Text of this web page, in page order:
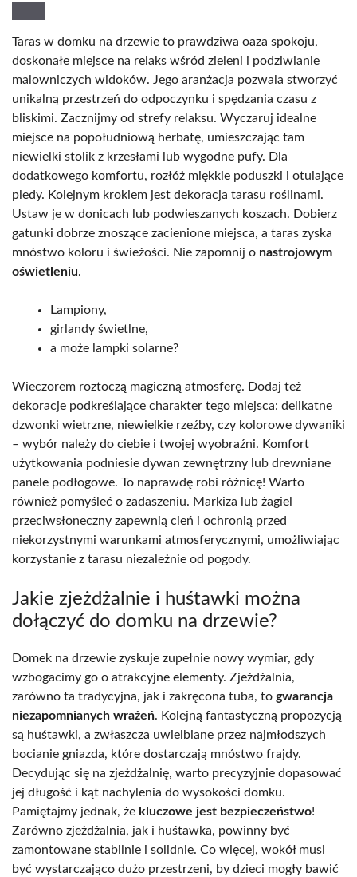
Taras w domku na drzewie to prawdziwa oaza spokoju,
doskonałe miejsce na relaks wśród zieleni i podziwianie
malowniczych widoków. Jego aranżacja pozwala stworzyć
unikalną przestrzeń do odpoczynku i spędzania czasu z
bliskimi. Zacznijmy od strefy relaksu. Wyczaruj idealne
miejsce na popołudniową herbatę, umieszczając tam
niewielki stolik z krzesłami lub wygodne pufy. Dla
dodatkowego komfortu, rozłóż miękkie poduszki i otulające
pledy. Kolejnym krokiem jest dekoracja tarasu roślinami.
Ustaw je w donicach lub podwieszanych koszach. Dobierz
gatunki dobrze znoszące zacienione miejsca, a taras zyska
mnóstwo koloru i świeżości. Nie zapomnij o nastrojowym
oświetleniu.
Lampiony,
girlandy świetlne,
a może lampki solarne?
Wieczorem roztoczą magiczną atmosferę. Dodaj też
dekoracje podkreślające charakter tego miejsca: delikatne
dzwonki wietrzne, niewielkie rzeźby, czy kolorowe dywaniki
– wybór należy do ciebie i twojej wyobraźni. Komfort
użytkowania podniesie dywan zewnętrzny lub drewniane
panele podłogowe. To naprawdę robi różnicę! Warto
również pomyśleć o zadaszeniu. Markiza lub żagiel
przeciwsłoneczny zapewnią cień i ochronią przed
niekorzystnymi warunkami atmosferycznymi, umożliwiając
korzystanie z tarasu niezależnie od pogody.
Jakie zjeżdżalnie i huśtawki można
dołączyć do domku na drzewie?
Domek na drzewie zyskuje zupełnie nowy wymiar, gdy
wzbogacimy go o atrakcyjne elementy. Zjeżdżalnia,
zarówno ta tradycyjna, jak i zakręcona tuba, to gwarancja
niezapomnianych wrażeń. Kolejną fantastyczną propozycją
są huśtawki, a zwłaszcza uwielbiane przez najmłodszych
bocianie gniazda, które dostarczają mnóstwo frajdy.
Decydując się na zjeżdżalnię, warto precyzyjnie dopasować
jej długość i kąt nachylenia do wysokości domku.
Pamiętajmy jednak, że kluczowe jest bezpieczeństwo!
Zarówno zjeżdżalnia, jak i huśtawka, powinny być
zamontowane stabilnie i solidnie. Co więcej, wokół musi
być wystarczająco dużo przestrzeni, by dzieci mogły bawić